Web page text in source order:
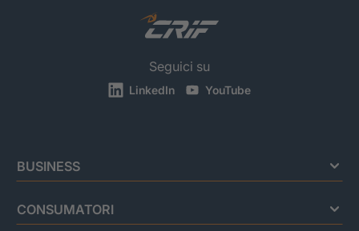
Seguici su
LinkedIn YouTube
BUSINESS
CONSUMATORI